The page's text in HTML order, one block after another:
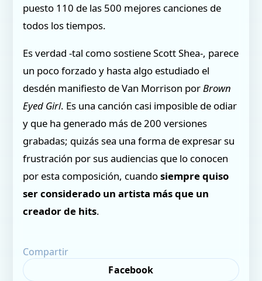
puesto 110 de las 500 mejores canciones de
todos los tiempos.
Es verdad -tal como sostiene Scott Shea-, parece
un poco forzado y hasta algo estudiado el
desdén manifiesto de Van Morrison porBrown
Eyed Girl. Es una canción casi imposible de odiar
y que ha generado más de 200 versiones
grabadas; quizás sea una forma de expresar su
frustración por sus audiencias que lo conocen
por esta composición, cuandosiempre quiso
ser considerado un artista más que un
creador de hits.
Compartir
Facebook